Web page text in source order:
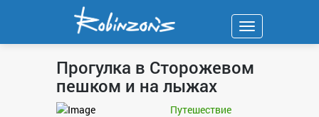
Навигация
Прогулка в Сторожевом
пешком и на лыжах
Путешествие